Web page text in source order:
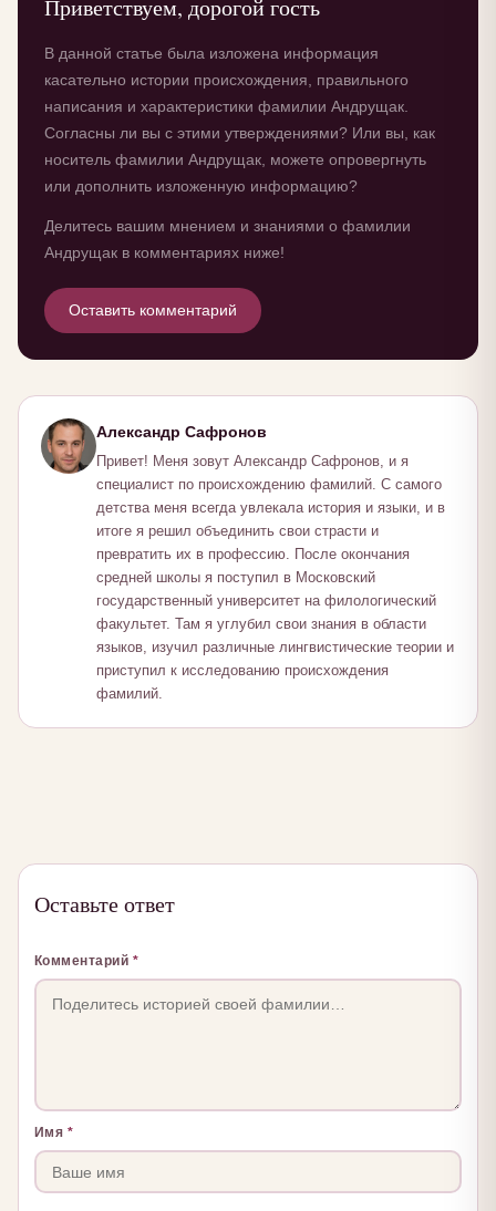
Приветствуем, дорогой гость
В данной статье была изложена информация
касательно истории происхождения, правильного
написания и характеристики фамилии Андрущак.
Согласны ли вы с этими утверждениями? Или вы, как
носитель фамилии Андрущак, можете опровергнуть
или дополнить изложенную информацию?
Делитесь вашим мнением и знаниями о фамилии
Андрущак в комментариях ниже!
Оставить комментарий
Александр Сафронов
Привет! Меня зовут Александр Сафронов, и я
специалист по происхождению фамилий. С самого
детства меня всегда увлекала история и языки, и в
итоге я решил объединить свои страсти и
превратить их в профессию. После окончания
средней школы я поступил в Московский
государственный университет на филологический
факультет. Там я углубил свои знания в области
языков, изучил различные лингвистические теории и
приступил к исследованию происхождения
фамилий.
Оставьте ответ
Комментарий *
Имя *